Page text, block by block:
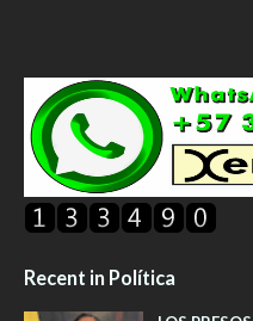
Recent in Política